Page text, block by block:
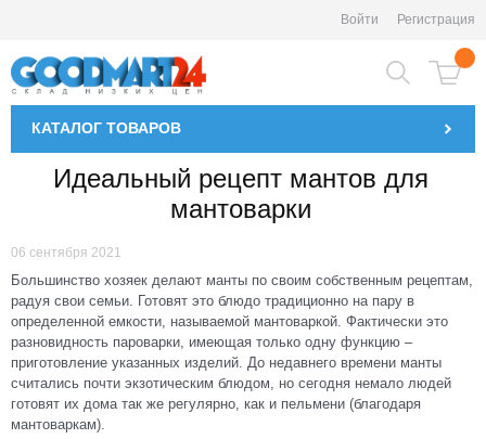
Войти Регистрация
КАТАЛОГ ТОВАРОВ
Идеальный рецепт мантов для
мантоварки
06 сентября 2021
Большинство хозяек делают манты по своим собственным рецептам,
радуя свои семьи. Готовят это блюдо традиционно на пару в
определенной емкости, называемой мантоваркой. Фактически это
разновидность пароварки, имеющая только одну функцию –
приготовление указанных изделий. До недавнего времени манты
считались почти экзотическим блюдом, но сегодня немало людей
готовят их дома так же регулярно, как и пельмени (благодаря
мантоваркам).